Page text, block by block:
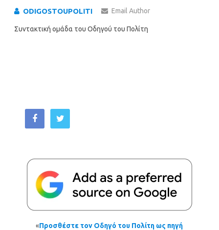
ODIGOSTOUPOLITI Email Author
Συντακτική ομάδα του Οδηγού του Πολίτη
«Προσθέστε τον Οδηγό του Πολίτη ως πηγή